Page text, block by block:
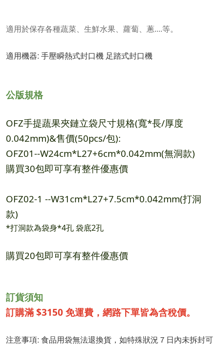
適用於保存各種蔬菜、生鮮水果、蘿蔔、蔥....等。
適用機器: 手壓瞬熱式封口機 足踏式封口機
公版規格
OFZ手提蔬果夾鏈立袋尺寸規格(寬*長/厚度
0.042mm)&售價(50pcs/包):
OFZ01--W24cm*L27+6cm*0.042mm(無洞款)
購買30包即可享有整件優惠價
OFZ02-1 --W31cm*L27+7.5cm*0.042mm(打洞
款)
*打洞款為袋身*4孔 袋底2孔
購買20包即可享有整件優惠價
訂貨須知
訂購滿 $3150 免運費，網路下單皆為含稅價。
注意事項: 食品用袋無法退換貨，如特殊狀況７日內未拆封可